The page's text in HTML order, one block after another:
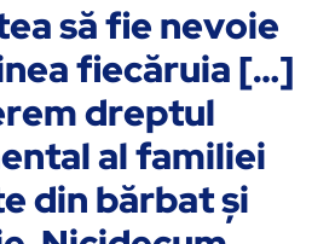
să fie nevoie
fiecăruia […]
dreptul
al familiei
din bărbat şi